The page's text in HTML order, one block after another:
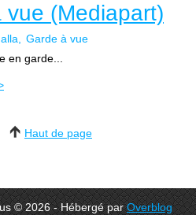
(Mediapart)
Garde à vue
en garde...
Haut de page
© 2026 - Hébergé parOverblog